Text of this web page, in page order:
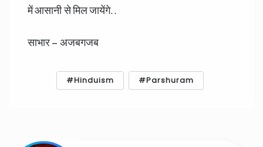
में आसानी से मिल जायेंगे..
साभार – अजबगजब
Hinduism Parshuram